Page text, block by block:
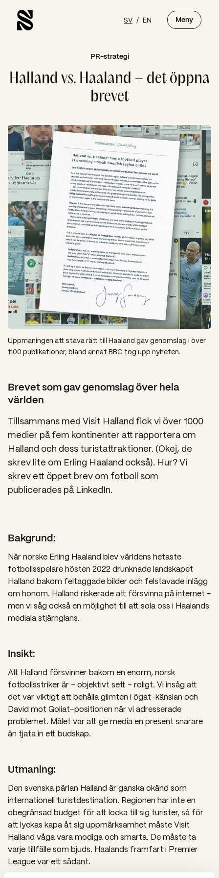
SV / EN Meny
PR-strategi
Halland vs. Haaland – det öppna
brevet
Uppmaningen att stava rätt till Haaland gav genomslag i över
1100 publikationer, bland annat BBC tog upp nyheten.
Brevet som gav genomslag över hela
världen
Tillsammans med Visit Halland fick vi över 1000
medier på fem kontinenter att rapportera om
Halland och dess turistattraktioner. (Okej, de
skrev lite om Erling Haaland också). Hur? Vi
skrev ett öppet brev om fotboll som
publicerades på LinkedIn.
Bakgrund:
När norske Erling Haaland blev världens hetaste
fotbollsspelare hösten 2022 drunknade landskapet
Halland bakom feltaggade bilder och felstavade inlägg
om honom. Halland riskerade att försvinna på internet –
men vi såg också en möjlighet till att sola oss i Haalands
mediala stjärnglans.
Insikt:
Att Halland försvinner bakom en enorm, norsk
fotbollsstriker är – objektivt sett – roligt. Vi insåg att
det var viktigt att behålla glimten i ögat-känslan och
David mot Goliat-positionen när vi adresserade
problemet. Målet var att ge media en present snarare
än tjata in ett budskap.
Utmaning:
Den svenska pärlan Halland är ganska okänd som
internationell turistdestination. Regionen har inte en
obegränsad budget för att locka till sig turister, så för
att lyckas kapa åt sig uppmärksamhet måste Visit
Halland våga vara modiga och smarta. De måste ta
varje tillfälle som bjuds. Haalands framfart i Premier
League var ett sådant.